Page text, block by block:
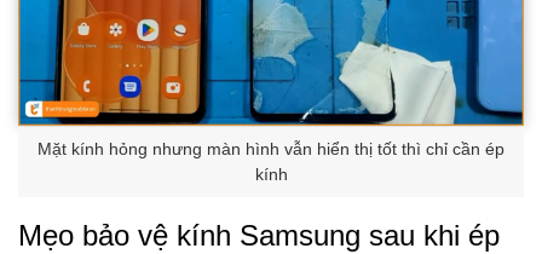
Mặt kính hỏng nhưng màn hình vẫn hiển thị tốt thì chỉ cần ép
kính
Mẹo bảo vệ kính Samsung sau khi ép